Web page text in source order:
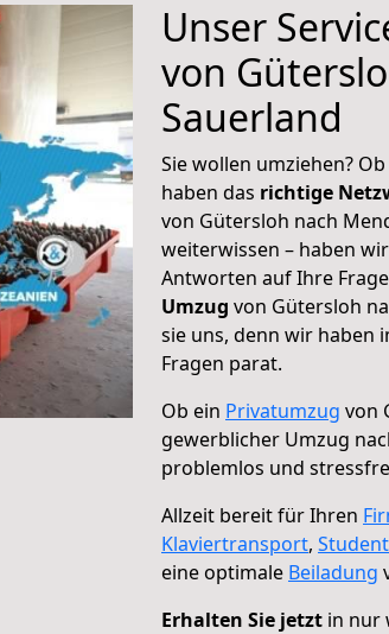
Unser
von
Sauerland
Sie wollen umziehen?
haben das richtige
von Gütersloh nach
weiterwissen – haben
Antworten auf Ihre
Umzug von Gütersloh
sie uns, denn wir haben
Fragen parat.
Ob ein Privatumzug von
gewerblicher Umzug
problemlos und
Allzeit bereit für Ihren
Klaviertransport,
eine optimale Beiladung
Erhalten Sie jetzt in nur